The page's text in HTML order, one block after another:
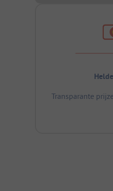
Transparante